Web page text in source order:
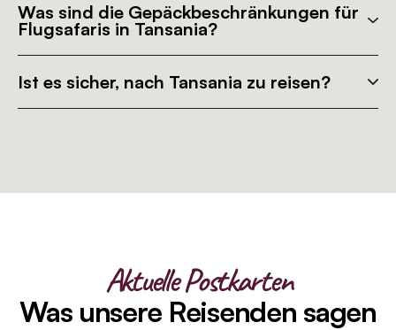
Was sind die Gepäckbeschränkungen für
Flugsafaris in Tansania?
Ist es sicher, nach Tansania zu reisen?
Aktuelle Postkarten
Was unsere Reisenden sagen